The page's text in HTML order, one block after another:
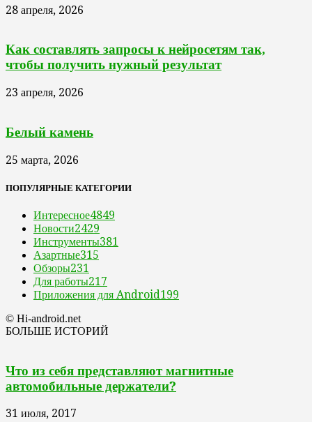
28 апреля, 2026
Как составлять запросы к нейросетям так,
чтобы получить нужный результат
23 апреля, 2026
Белый камень
25 марта, 2026
ПОПУЛЯРНЫЕ КАТЕГОРИИ
Интересное4849
Новости2429
Инструменты381
Азартные315
Обзоры231
Для работы217
Приложения для Android199
© Hi-android.net
БОЛЬШЕ ИСТОРИЙ
Что из себя представляют магнитные
автомобильные держатели?
31 июля, 2017